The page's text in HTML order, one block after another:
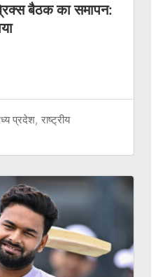
बैठक का समापन:
प्रदेश, राष्ट्रीय